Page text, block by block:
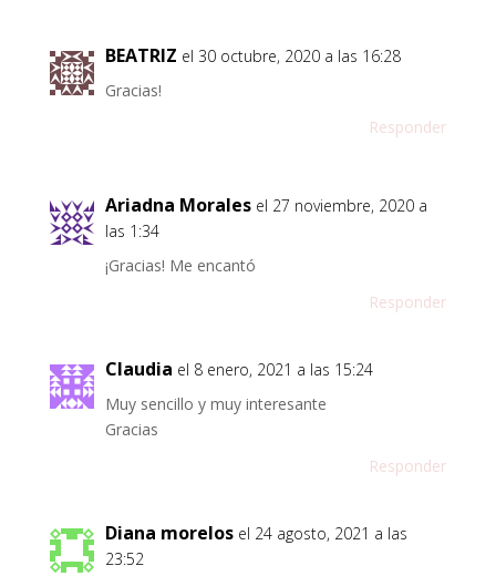
BEATRIZ el 30 octubre, 2020 a las 16:28
Gracias!
Responder
Ariadna Morales el 27 noviembre, 2020 a
las 1:34
¡Gracias! Me encantó
Responder
Claudia el 8 enero, 2021 a las 15:24
Muy sencillo y muy interesante
Gracias
Responder
Diana morelos el 24 agosto, 2021 a las
23:52